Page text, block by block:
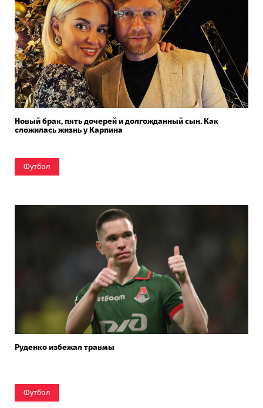
Новый брак, пять дочерей и долгожданный сын. Как
сложилась жизнь у Карпина
Футбол
Руденко избежал травмы
Футбол